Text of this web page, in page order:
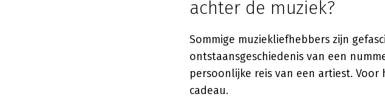
achter de muziek?
Sommige muziekliefhebbers zijn
ontstaansgeschiedenis van een
persoonlijke reis van een artiest.
cadeau.